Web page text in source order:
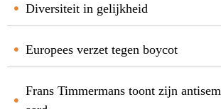
Diversiteit in gelijkheid
Europees verzet tegen boycot
Frans Timmermans toont zijn